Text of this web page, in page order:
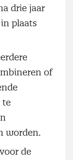
drie jaar
plaats
of
te
worden.
de